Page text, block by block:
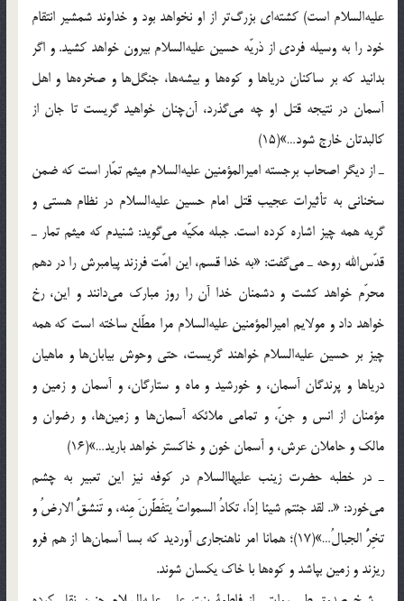
علیه‌السلام است) کشته‌ای بزرگ‌تر از او نخواهد بود و خداوند شمشیر انتقام
خود را به وسیله فردی از ذریّه حسین علیه‌السلام بیرون خواهد کشید. و اگر
بدانید که بر ساکنان دریاها و کوه‌ها و بیشه‌ها، جنگل‌ها و صخره‌ها و اهل
آسمان در نتیجه قتل او چه می‌گذرد، آن‌چنان خواهید گریست تا جان از
کالبدتان خارج شود…»(15)
ـ از دیگر اصحاب برجسته امیرالمؤمنین علیه‌السلام میثم تمّار است که ضمن
سخنانی به تأثیرات عجیب قتل امام حسین علیه‌السلام در نظام هستی و
گریه همه چیز اشاره کرده است. جبله مکیّه می‌گوید: شنیدم که میثم تمار ـ
قدّس‌الله روحه ـ می‌گفت: «به خدا قسم، این امّت فرزند پیامبرش را در دهم
محرّم خواهد کشت و دشمنان خدا آن را روز مبارک می‌دانند و این، رخ
خواهد داد و مولایم امیرالمؤمنین علیه‌السلام مرا مطّلع ساخته است که همه
چیز بر حسین علیه‌السلام خواهند گریست، حتی وحوش بیابان‌ها و ماهیان
دریاها و پرندگان آسمان، و خورشید و ماه و ستارگان، و آسمان و زمین و
مؤمنان از انس و جنّ، و تمامی ملائکه آسمان‌ها و زمین‌ها، و رضوان و
مالک و حاملان عرش، و آسمان خون و خاکستر خواهد بارید…»(16)
ـ در خطبه حضرت زینب علیهاالسلام در کوفه نیز این تعبیر به چشم
می‌خورد: «.. لقد جئتم شیئا إدّا، تکادُ السمواتُ یتفَطَّرنَ مِنه، و تَنشقُّ الارضُ و
تخِرُّ الجبالُ…»(17)؛ همانا امر ناهنجاری آوردید که بسا آسمان‌ها از هم فرو
ریزند و زمین بپاشد و کوه‌ها با خاک یکسان شوند.